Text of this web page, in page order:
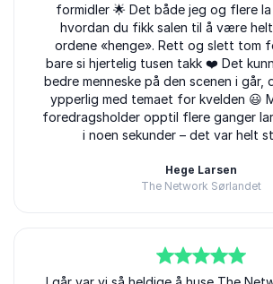
formidler 🌟 Det både jeg og flere
hvordan du fikk salen til å være
ordene «henge». Rett og slett tom
bare si hjertelig tusen takk ❤️ Det
bedre menneske på den scenen i går,
ypperlig med temaet for kvelden 😃
foredragsholder opptil flere ganger
i noen sekunder – det var helt
Hege Larsen
The Network Sørlandet